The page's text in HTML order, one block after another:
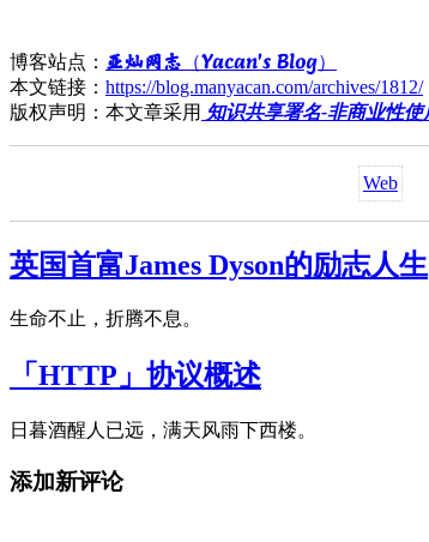
博客站点： 亚灿网志（Yacan's Blog）
本文链接： https://blog.manyacan.com/archives/1812/
版权声明：本文章采用
Web
英国首富James Dyson的励志人生
生命不止，折腾不息。
「HTTP」协议概述
日暮酒醒人已远，满天风雨下西楼。
添加新评论